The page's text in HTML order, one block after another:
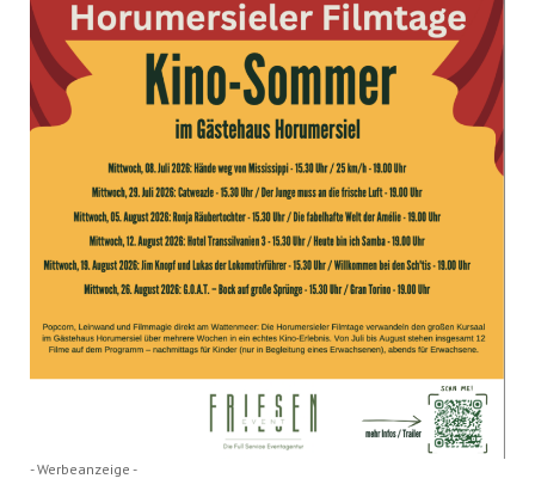
- Werbeanzeige -